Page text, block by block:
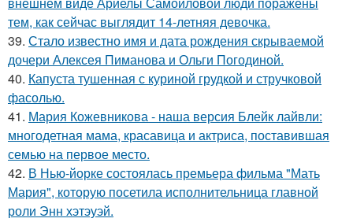
тем, как сейчас выглядит 14-летняя девочка.
39. Стало известно имя и дата рождения скрываемой
дочери Алексея Пиманова и Ольги Погодиной.
40. Капуста тушенная с куриной грудкой и стручковой
фасолью.
41. Мария Кожевникова - наша версия Блейк лайвли:
многодетная мама, красавица и актриса, поставившая
семью на первое место.
42. В Нью-йорке состоялась премьера фильма "Мать
Мария", которую посетила исполнительница главной
роли Энн хэтэуэй.